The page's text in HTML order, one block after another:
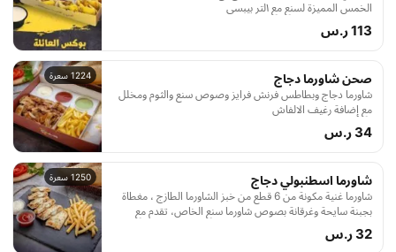
الخمس المميزة لسنع مع ١لتر بيبسي
113 ر.س
1224 سعرة صحن شاورما دجاج
شاورما دجاج وبطاطس فرنش فرايز وصوص سنع والثوم ومخلل
مع إضافة رغيف الالفاش
34 ر.س
1250 سعرة شاورما اسطنبولي دجاج
شاورما غنية مكونة من 6 قطع من خبز الشاورما الطازج ، مغطاة
بجبنة سايحة وغرقانة بصوص شاورما سنع الخاص، تقدم مع
لتجربة مميزة.
32 ر.س